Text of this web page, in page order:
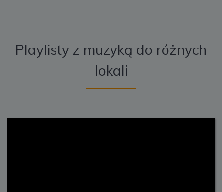
Playlisty z muzyką do różnych
lokali